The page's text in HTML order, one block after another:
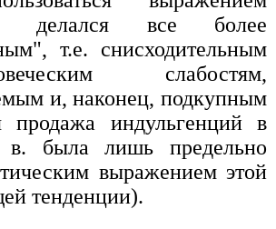
все более
т.е. снисходительным
слабостям,
и, наконец, подкупным
продажа индульгенций в
была лишь предельно
выражением этой
тенденции).